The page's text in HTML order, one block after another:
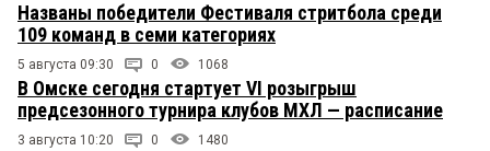
Названы победители Фестиваля стритбола среди
109 команд в семи категориях
5 августа 09:30 0 1068
В Омске сегодня стартует VI розыгрыш
предсезонного турнира клубов МХЛ — расписание
3 августа 10:20 0 1480